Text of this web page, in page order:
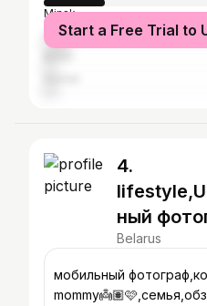
Minsk
Hrodna
Start a Free Trial to
4.
ный
Belarus
мобильный